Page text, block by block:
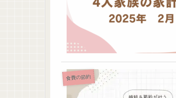
食費の節約